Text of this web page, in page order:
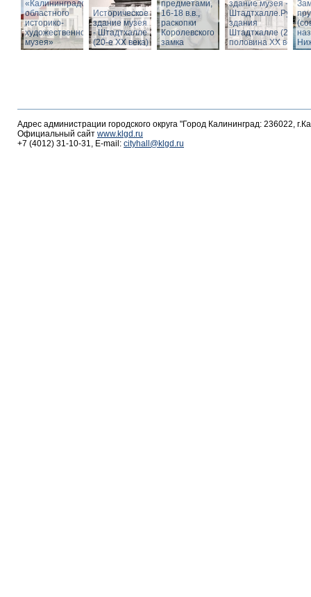
«Калининградского
областного
историко-
художественного
музея»
Историческое
здание музея
- Штадтхалле
(20-е XX века)
предметами,
16-18 в.в.,
раскопки
Королевского
замка
здание музея -
Штадтхалле.Руины
здания
Штадтхалле (2-я
половина ХХ века)
Адрес администрации городского округа "Город Калининград: 236022,
Официальный сайт www.klgd.ru
+7 (4012) 31-10-31, E-mail: cityhall@klgd.ru